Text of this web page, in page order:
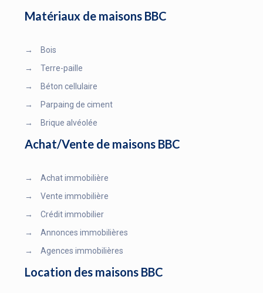
Matériaux de maisons BBC
→
Bois
→
Terre-paille
→
Béton cellulaire
→
Parpaing de ciment
→
Brique alvéolée
Achat/Vente de maisons BBC
→
Achat immobilière
→
Vente immobilière
→
Crédit immobilier
→
Annonces immobilières
→
Agences immobilières
Location des maisons BBC